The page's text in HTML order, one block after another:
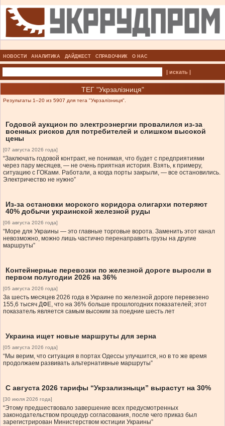
НОВОСТИ АНАЛИТИКА ДАЙДЖЕСТ СПРАВОЧНИК О НАС
| искать |
ТЕГ "Укрзалізниця"
Результаты 1–20 из 5907 для тега "Укрзалізниця".
Годовой аукцион по электроэнергии провалился из-за
военных рисков для потребителей и слишком высокой
цены
[07 августа 2026 года]
“Заключать годовой контракт, не понимая, что будет с предприятиями
через пару месяцев, — не очень приятная история. Взять, к примеру,
ситуацию с ГОКами. Работали, а когда порты закрыли, — все остановились.
Электричество не нужно”
Из-за остановки морского коридора олигархи потеряют
40% добычи украинской железной руды
[06 августа 2026 года]
“Море для Украины — это главные торговые ворота. Заменить этот канал
невозможно, можно лишь частично перенаправить грузы на другие
маршруты”
Контейнерные перевозки по железной дороге выросли в
первом полугодии 2026 на 36%
[05 августа 2026 года]
За шесть месяцев 2026 года в Украине по железной дороге перевезено
155,6 тысяч ДФЕ, что на 36% больше прошлогодних показателей; этот
показатель является самым высоким за поедние шесть лет
Украина ищет новые маршруты для зерна
[05 августа 2026 года]
“Мы верим, что ситуация в портах Одессы улучшится, но в то же время
продолжаем развивать альтернативные маршруты”
С августа 2026 тарифы “Укрзализныци” вырастут на 30%
[30 июля 2026 года]
“Этому предшествовало завершение всех предусмотренных
законодательством процедур согласования, после чего приказ был
зарегистрирован Министерством юстиции Украины”